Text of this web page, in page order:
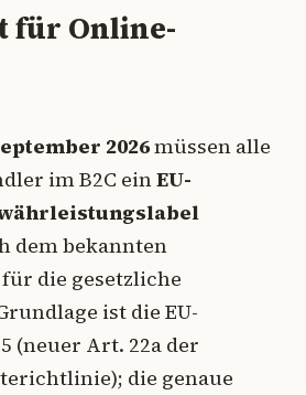
für Online-
2026müssen alle
im B2C einEU-
dem bekannten
die gesetzliche
ist die EU-
(neuer Art. 22a der
die genaue